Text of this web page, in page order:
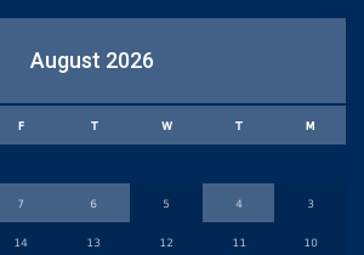
August 2026
M
T
W
T
F
3
4
5
6
7
10
11
12
13
14